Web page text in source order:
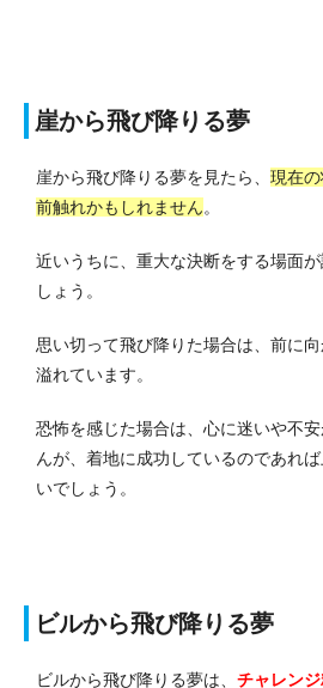
崖から飛び降りる夢
崖から飛び降りる夢を見たら、 現在
前触れかもしれません。
近いうちに、重大な決断をする場面
しょう。
思い切って飛び降りた場合は、前に
溢れています。
恐怖を感じた場合は、心に迷いや不
んが、着地に成功しているのであれ
いでしょう。
ビルから飛び降りる夢
ビルから飛び降りる夢は、 チャレン